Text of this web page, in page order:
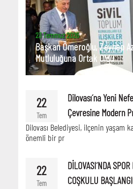
23 Temmuz 2026
Başkan Ömeroğlu, Zeynep
Mutluluğuna Ortak Oldu
22
Tem
Dilovası´na Yeni
Çevresine Modern
Dilovası Belediyesi, ilçenin yaşam
önemli bir pr
22
Tem
DİLOVASI´NDA
COŞKULU